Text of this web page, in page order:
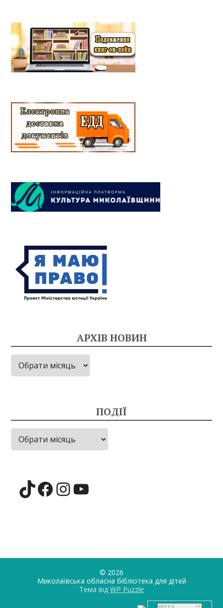
АРХІВ НОВИН
Архів
новин
ПОДІЇ
Події
TikTok
Facebook
Instagram
YouTube
© 2026
Миколаївська обласна бібліотека для дiтей
Тема від WP Puzzle